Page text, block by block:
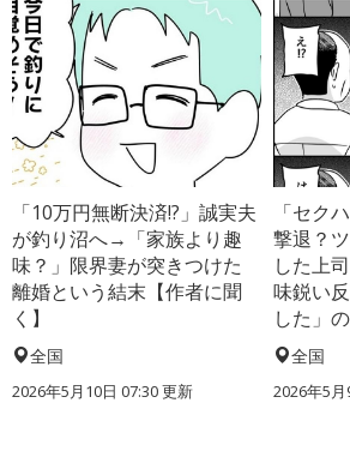
「10万円無断決済!?」誠実夫
が釣り沼へ→「家族より趣
味？」限界妻が突きつけた
離婚という結末【作者に聞
く】
全国
2026年5月10日 07:30 更新
「セク
撃退？
した上
味鋭い
した」
全国
2026年5